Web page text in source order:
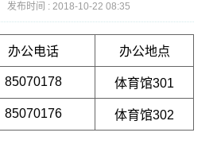
发布时间 : 2018-10-22 08:35
办公电话 办公地点
85070178 体育馆301
85070176 体育馆302